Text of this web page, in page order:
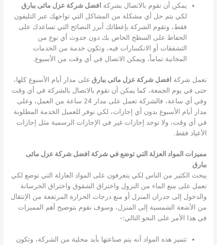
يمكن أن تقوم بالاتصال بشركة افضل شركة عزل مائى ببارق
لكي يتم حل أي مشكلة من المشاكل التي تواجهك عبر التليفون
فقط، وتقوم الشركة بإعطائك أبرز النصائح التي تساعدك على
الحفاظ على السطح الخاص بك دون حدوث أي نوع من
التشققات أو الانكسارات فيه، وتكون خدمة من الخدمات
المجانية تماماً، ويمكن الاتصال في أي وقت من الأسبوع.
تعمل شركة افضل شركة عزل مائى ببارق على مدار أيام الأسبوع كلها،
حتى في يوم الجمعة، كما يمكن أن تقوم بالاتصال بالشركة في أي وقت
وفي أي ساعة، فالشركة تعمل على مدار 24 ساعة من العمل، وعلى
مدار أيام الأسبوع بدون أي إجازات، لكي نوفر للعميل الخدمة المطلوبة
في أي وقت، ولا توجد إجازات غير في الإجازات الرسمية مثل إجازات
الأعياد فقط.
مميزات المواد العزلة التي توضع في شركة افضل شركة عزل مائى
ببارق
يبحث الكثير من الناس لكي يتعرفون على المواد العازلة التي توضع لكي
تعمل على منع الماء من النزول واختراق الشقوق واختراق الخرسانة
والدخول إلى جدران المنزل أو منع درجات الحرارة المرتفعة من الإنتقال
من الأشعة الشمسية إلى المنزل، وسوف نقوم بتوضيح أهم المميزات
في هذا الأمر على النحو التالي:-
تتميز هذه المواد أنه يتم صناعتها بأيد محلية من الشركة، وتكون